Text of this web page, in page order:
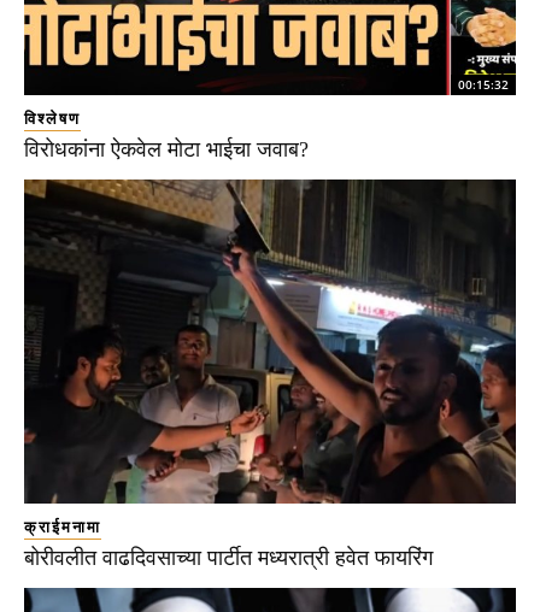
00:15:32
विश्लेषण
विरोधकांना ऐकवेल मोटा भाईचा जवाब?
क्राईमनामा
बोरीवलीत वाढदिवसाच्या पार्टीत मध्यरात्री हवेत फायरिंग